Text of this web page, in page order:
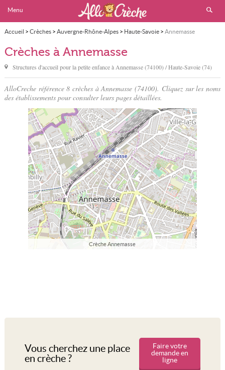
Menu
Accueil > Crèches> Auvergne-Rhône-Alpes> Haute-Savoie> Annemasse
Crèches à Annemasse
Structures d'accueil pour la petite enfance à Annemasse(74100) / Haute-Savoie (74)
AlloCreche référence 8 crèches à Annemasse (74100). Cliquez sur les noms
des établissements pour consulter leurs pages détaillées.
Crèche Annemasse
Vous cherchez une place
en crèche ?
Faire votre
demande en
ligne